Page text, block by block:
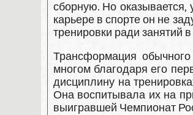
сборную. Но
карьере в спорте он не
тренировки ради занятий
Трансформация
многом благодаря его
дисциплину на
Она воспитывала их на
выигравшей Чемпионат